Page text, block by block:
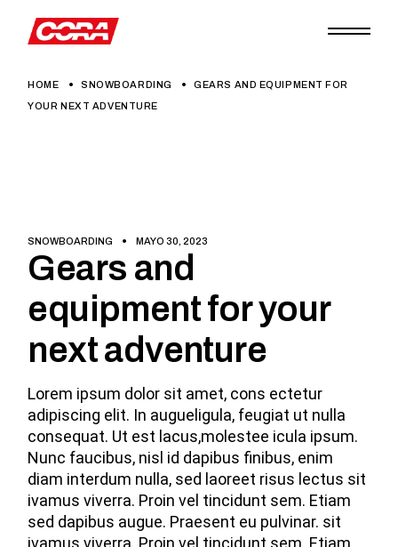
HOME SNOWBOARDING
GEARS AND EQUIPMENT FOR
YOUR NEXT ADVENTURE
SNOWBOARDING MAYO 30, 2023
Gears and
equipment for your
next adventure
Lorem ipsum dolor sit amet, cons ectetur
adipiscing elit. In augueligula, feugiat ut nulla
consequat. Ut est lacus,molestee icula ipsum.
Nunc faucibus, nisl id dapibus finibus, enim
diam interdum nulla, sed laoreet risus lectus sit
ivamus viverra. Proin vel tincidunt sem. Etiam
sed dapibus augue. Praesent eu pulvinar. sit
ivamus viverra. Proin vel tincidunt sem. Etiam